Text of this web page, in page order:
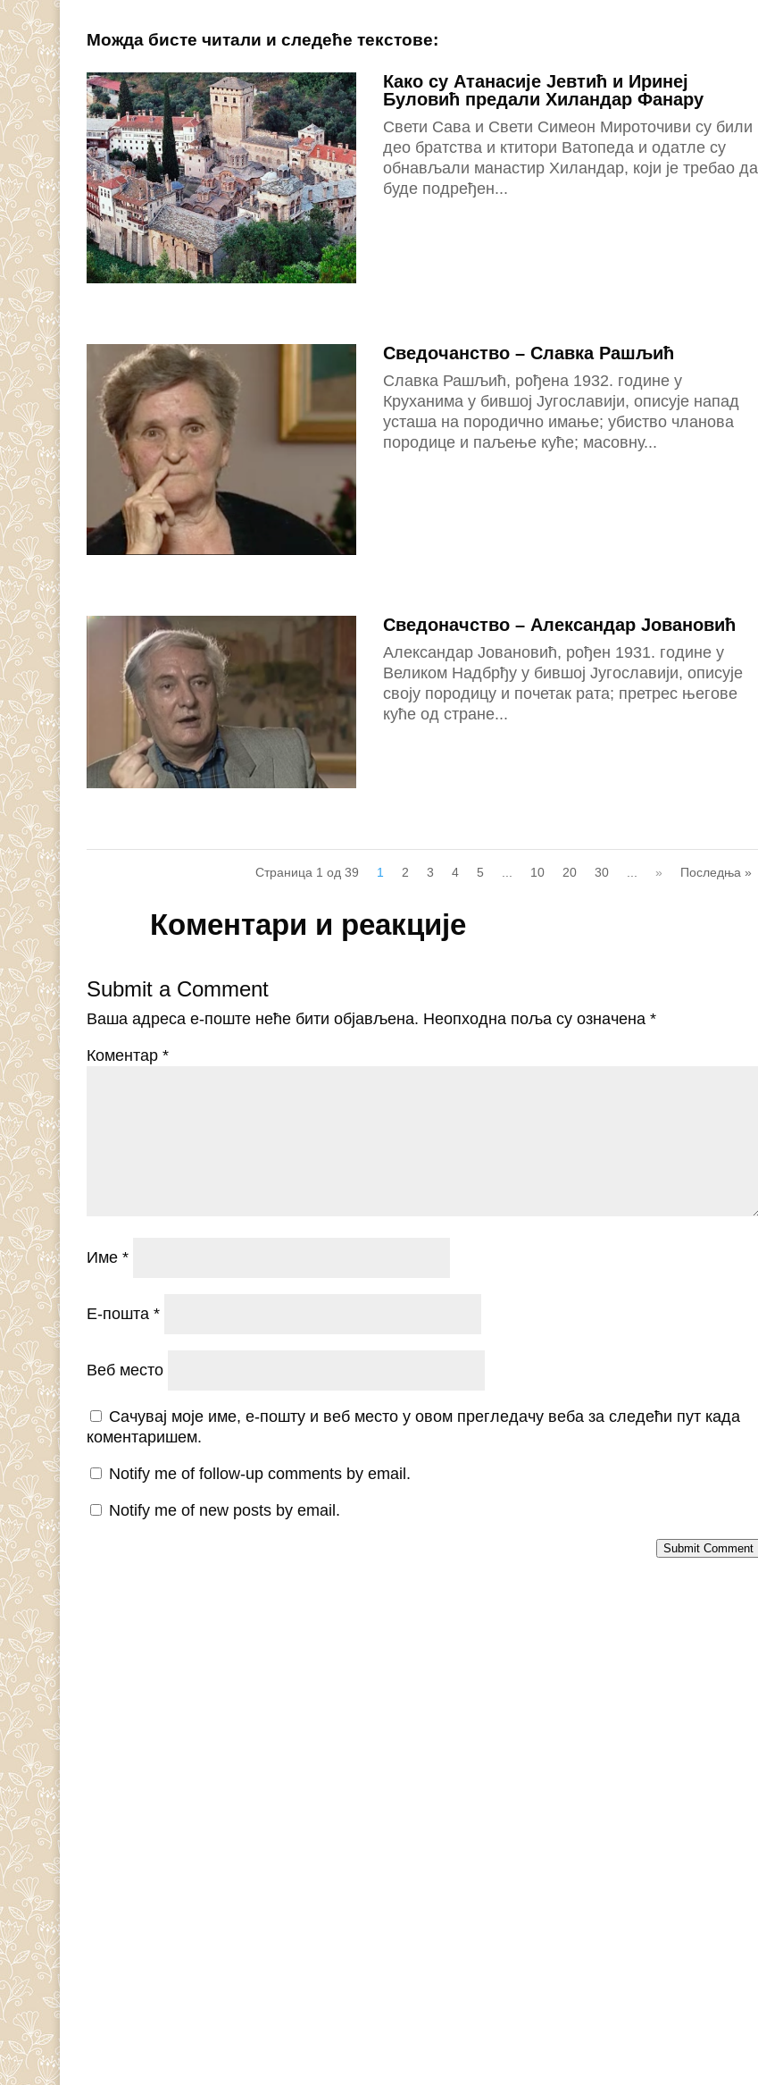
Можда бисте читали и следеће текстове:
Како су Атанасије Јевтић и Иринеј
Буловић предали Хиландар Фанару
Свети Сава и Свети Симеон Мироточиви су били
део братства и ктитори Ватопеда и одатле су
обнављали манастир Хиландар, који је требао да
буде подређен...
Сведочанство – Славка Рашљић
Славка Рашљић, рођена 1932. године у
Круханима у бившој Југославији, описује напад
усташа на породично имање; убиство чланова
породице и паљење куће; масовну...
Сведоначство – Александар Јовановић
Александар Јовановић, рођен 1931. године у
Великом Надбрђу у бившој Југославији, описује
своју породицу и почетак рата; претрес његове
куће од стране...
Страница 1 од 39 1 2 3 4 5 10 20 30 » Последња »
Коментари и реакције
Submit a Comment
Ваша адреса е-поште неће бити објављена. Неопходна поља су означена*
Коментар*
Име*
Е-пошта*
Веб место
Сачувај моје име, е-пошту и веб место у овом прегледачу веба за следећи пут када
коментаришем.
Notify me of follow-up comments by email.
Notify me of new posts by email.
Submit Comment